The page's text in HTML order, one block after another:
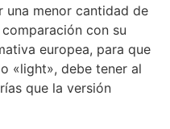
menor cantidad de
con su
europea, para que
«light», debe tener al
que la versión